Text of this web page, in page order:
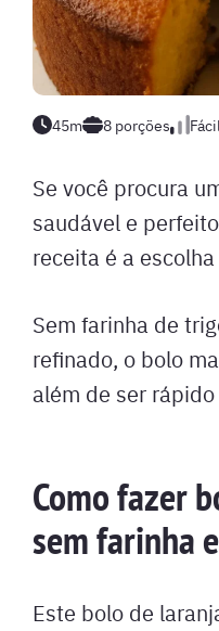
45m 8 porções
Se você procura
saudável e
receita é a
Sem farinha de
refinado, o bolo
além de ser
Como fazer
sem farinha
Este bolo de